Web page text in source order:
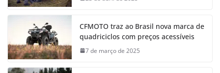
CFMOTO traz ao Brasil nova marca de
quadriciclos com preços acessíveis
7 de março de 2025